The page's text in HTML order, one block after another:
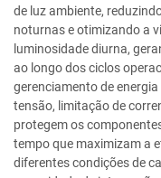
de luz ambiente,
noturnas e otimizando a
luminosidade diurna,
ao longo dos ciclos
gerenciamento de
tensão, limitação de
protegem os
tempo que maximizam a
diferentes condições de